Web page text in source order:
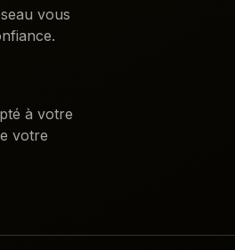
vous
à votre
votre